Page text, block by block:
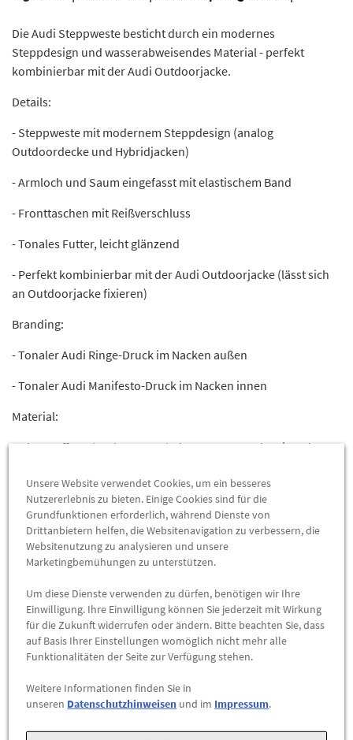
Die Audi Steppweste besticht durch ein modernes
Steppdesign und wasserabweisendes Material - perfekt
kombinierbar mit der Audi Outdoorjacke.
Details:
- Steppweste mit modernem Steppdesign (analog
Outdoordecke und Hybridjacken)
- Armloch und Saum eingefasst mit elastischem Band
- Fronttaschen mit Reißverschluss
- Tonales Futter, leicht glänzend
- Perfekt kombinierbar mit der Audi Outdoorjacke (lässt sich
an Outdoorjacke fixieren)
Branding:
- Tonaler Audi Ringe-Druck im Nacken außen
- Tonaler Audi Manifesto-Druck im Nacken innen
Material:
- Oberstoff: 92% Polyester, 8% Elastan; wasserabweisend
- Wattierung: 100% Polyester
- Futter: 100% Polyester
Pflegehinweise:
- 30°C Maschinenwäsche
- Nicht trocknergeeignet
Farbe:
- Schwarz
Unsere Website verwendet Cookies, um ein besseres
Nutzererlebnis zu bieten. Einige Cookies sind für die
Grundfunktionen erforderlich, während Dienste von
Drittanbietern helfen, die Websitenavigation zu verbessern, die
Websitenutzung zu analysieren und unsere
Marketingbemühungen zu unterstützen.
Um diese Dienste verwenden zu dürfen, benötigen wir Ihre
Einwilligung. Ihre Einwilligung können Sie jederzeit mit Wirkung
für die Zukunft widerrufen oder ändern. Bitte beachten Sie, dass
auf Basis Ihrer Einstellungen womöglich nicht mehr alle
Funktionalitäten der Seite zur Verfügung stehen.
Weitere Informationen finden Sie in
unseren Datenschutzhinweisen und im Impressum.